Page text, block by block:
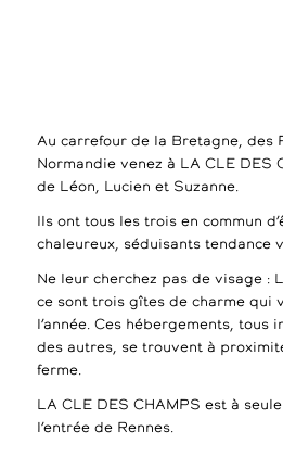
Au carrefour de la Bretagne, des
Normandie venez à LA CLE DES
de Léon, Lucien et Suzanne.
Ils ont tous les trois en commun
chaleureux, séduisants tendance
Ne leur cherchez pas de visage :
ce sont trois gîtes de charme qui
l’année. Ces hébergements, tous
des autres, se trouvent à
ferme.
LA CLE DES CHAMPS est à
l’entrée de Rennes.